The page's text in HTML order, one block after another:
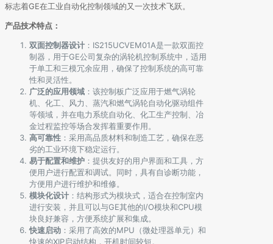
标志着GE在工业自动化控制领域的又一次技术飞跃。
产品技术特点：
双面控制器设计 ：IS215UCVEM01A是一款双面控
制器，用于GE公司复杂的涡轮机控制系统中，适用
于单工和三模冗余应用，确保了控制系统的高可靠
性和灵活性。
广泛的应用领域 ：该控制板广泛应用于燃气涡轮
机、化工、风力、蒸汽和燃气涡轮自动化驱动组件
等领域，并在电力系统自动化、化工生产控制、冶
金过程监控等场合发挥着重要作用。
高可靠性 ：采用高品质材料和制造工艺，确保在恶
劣的工业环境下稳定运行。
易于配置和维护 ：提供友好的用户界面和工具，方
便用户进行配置和调试。同时，具有自诊断功能，
方便用户进行维护和维修。
模块化设计 ：结构形式为模块式，适合在控制室内
进行安装，并且可以与GE其他的I/O模块和CPU模
块良好兼容，方便系统扩展和集成。
快速启动 ：采用了高效的MPU（微处理器单元）和
快速的XIP启动结构，开机时间较短。